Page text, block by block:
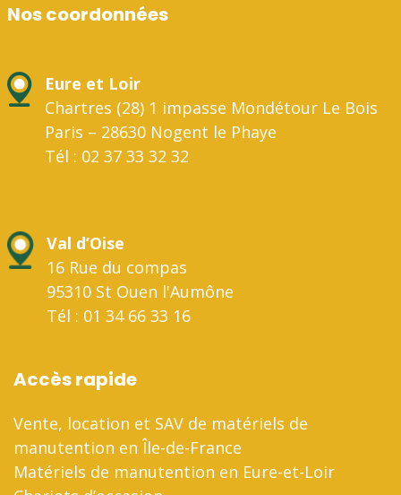
Nos coordonnées
Eure et Loir
Chartres (28) 1 impasse Mondétour Le Bois
Paris – 28630 Nogent le Phaye
Tél : 02 37 33 32 32
Val d’Oise
16 Rue du compas
95310 St Ouen l'Aumône
Tél : 01 34 66 33 16
Accès rapide
Vente, location et SAV de matériels de
manutention en Île-de-France
Matériels de manutention en Eure-et-Loir